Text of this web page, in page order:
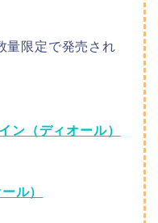
量限定で発売され
ン（ディオール）
ル）